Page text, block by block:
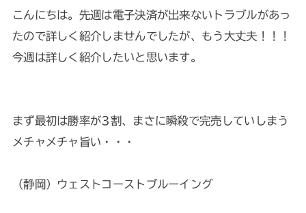
こんにちは。先週は電子決済が出来ないトラブルがあっ
たので詳しく紹介しませんでしたが、もう大丈夫！！！
今週は詳しく紹介したいと思います。
まず最初は勝率が3割、まさに瞬殺で完売していしまう
メチャメチャ旨い・・・
（静岡）ウェストコーストブルーイング